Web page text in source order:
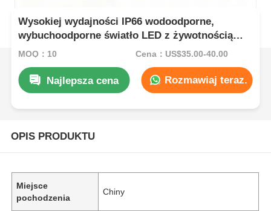
Wysokiej wydajności IP66 wodoodporne,
wybuchoodporne światło LED z żywotnością
50000 godzin i konstrukcją odporną na korozję
MOQ：10 Cena：US$35.00-40.00
Najlepsza cena Rozmawiaj teraz.
OPIS PRODUKTU
Miejsce
pochodzenia
Chiny